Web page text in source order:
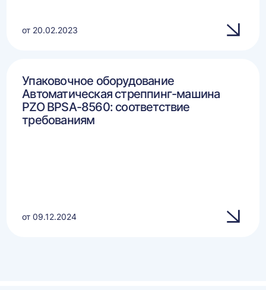
от 20.02.2023
Упаковочное оборудование
Автоматическая стреппинг-машина
PZO BPSA-8560: соответствие
требованиям
от 09.12.2024